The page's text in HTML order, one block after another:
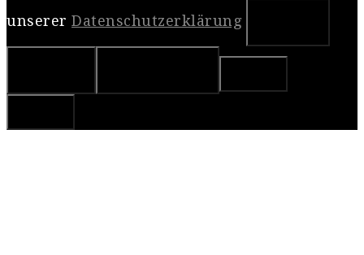
unserer Datenschutzerklärung